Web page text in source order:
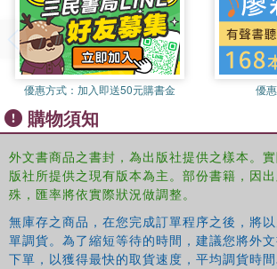
mette in luce un aspetto diverso della pizza,
principali della sua diffusione fino ad
salsa, formaggio, condimenti, attrezzature e
in cofanetto rosso in acciaio inox, Modernist
1000 ricette tradizionali e all'avanguardia per
ogni parte del mondo, ognuna rigorosamente
professionisti e amatoriali. Modernist Pizza vi
per affinare la vostra tecnica, stimolare la
nuove pizze squisite. Non ci sono pi?scuse:
preparare una pizza. Nathan Myhrvold -
Modernist Cuisine - ?l'autore principale di
Art and Science of Cooking, Modernist
Photography of Modernist Cuisine, Modernist
優惠方式： 加入即送50元購書金 優
購物須知
外文書商品之書封，為出版社提供之樣本。
版社所提供之現有版本為主。部份書籍，因
殊，匯率將依實際狀況做調整。
無庫存之商品，在您完成訂單程序之後，將
單調貨。為了縮短等待的時間，建議您將外
下單，以獲得最快的取貨速度，平均調貨時間